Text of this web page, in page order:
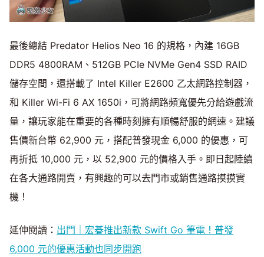
最後總結 Predator Helios Neo 16 的規格，內建 16GB
DDR5 4800RAM、512GB PCIe NVMe Gen4 SSD RAID
儲存空間，還搭載了 Intel Killer E2600 乙太網路控制器，
和 Killer Wi-Fi 6 AX 1650i，可將網路頻寬優先分給遊戲流
量，讓玩家能在重要的各種時刻擁有順暢舒服的網速。建議
售價新台幣 62,900 元，搭配普發現金 6,000 的優惠，可
再折抵 10,000 元，以 52,900 元的價格入手。即日起陸續
在各大通路開賣，有興趣的可以去門市或銷售通路摸摸實
機！
延伸閱讀： 出門｜宏碁推出新款 Swift Go 筆電！普發
6,000 元的優惠活動也同步開跑